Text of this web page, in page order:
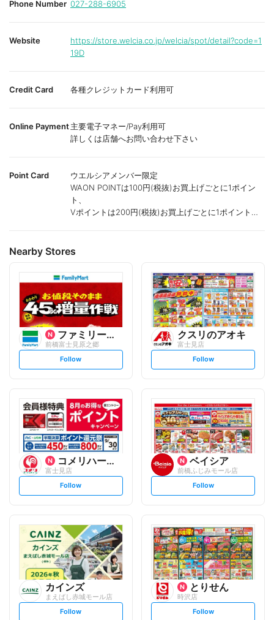
Phone Number 027-288-6905
Website
https://store.welcia.co.jp/welcia/spot/detail?code=1
19D
Credit Card 各種クレジットカード利用可
Online Payment主要電子マネー/Pay利用可
詳しくは店舗へお問い合わせ下さい
Point Card
ウエルシアメンバー限定
WAON POINTは100円(税抜)お買上げごとに1ポイン
ト、
Vポイントは200円(税抜)お買上げごとに1ポイント進
Nearby Stores
ファミリーマート
前橋富士見原之郷
s
t
o
w
Follow
クスリのアオキ
富士見店
s
t
o
w
Follow
コメリハード&グリーン
富士見店
s
t
l
o
w
Follow
ベイシア
前橋ふじみモール店
s
t
l
o
w
Follow
カインズ
まえばし赤城モール店
s
Follow
とりせん
時沢店
s
Follow